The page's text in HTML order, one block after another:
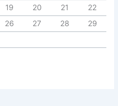
19 20 21
22
26 27 28
29